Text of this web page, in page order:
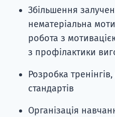
Збільшення
нематеріальна
робота з
з профілактики
Розробка
стандартів
Організація